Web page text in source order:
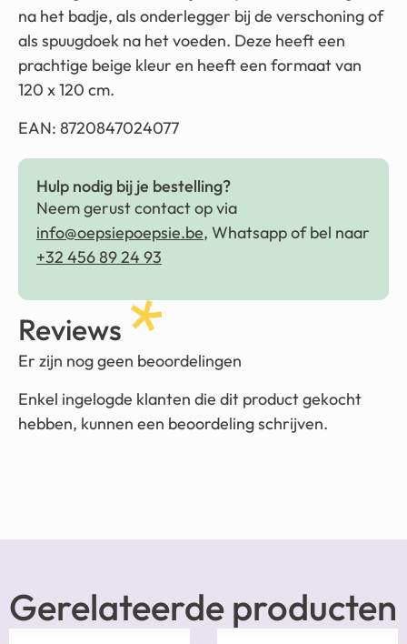
na het badje, als onderlegger bij de verschoning of
als spuugdoek na het voeden. Deze heeft een
prachtige beige kleur en heeft een formaat van
120 x 120 cm.
EAN: 8720847024077
Hulp nodig bij je bestelling?
Neem gerust contact op via
info@oepsiepoepsie.be, Whatsapp of bel naar
+32 456 89 24 93
Reviews
Er zijn nog geen beoordelingen
Enkel ingelogde klanten die dit product gekocht
hebben, kunnen een beoordeling schrijven.
Gerelateerde producten